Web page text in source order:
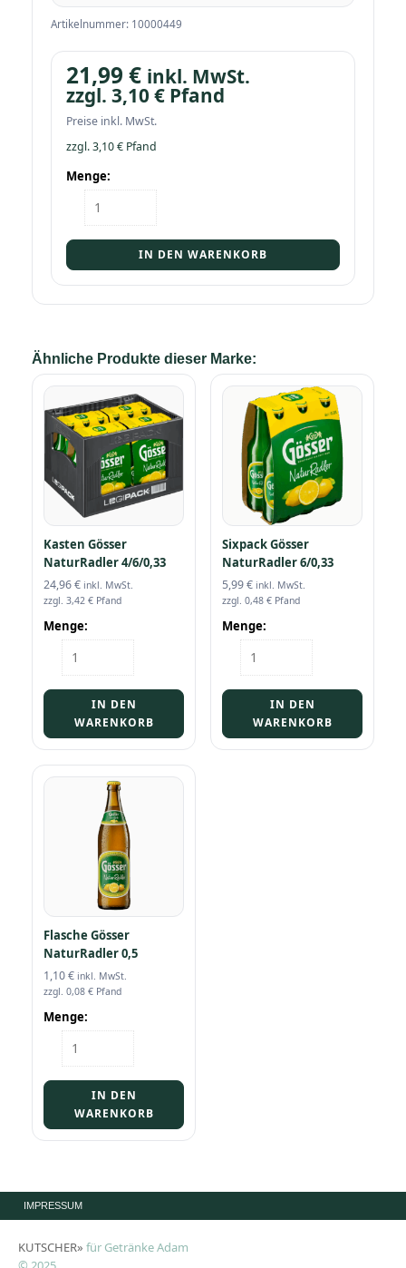
Artikelnummer: 10000449
21,99 € inkl. MwSt.
zzgl. 3,10 € Pfand
Preise inkl. MwSt.
zzgl.3,10€ Pfand
Menge:
Kasten
Gösser
Menge
IN DEN WARENKORB
Ähnliche Produkte dieser Marke:
Kasten Gösser
NaturRadler 4/6/0,33
24,96€ inkl. MwSt.
zzgl. 3,42 € Pfand
Menge:
Kasten
Gösser
4/6/0,33
Menge
IN DEN
WARENKORB
Sixpack Gösser
NaturRadler 6/0,33
5,99€ inkl. MwSt.
zzgl. 0,48 € Pfand
Menge:
Sixpack
Gösser
6/0,33
Menge
IN DEN
WARENKORB
Flasche Gösser
NaturRadler 0,5
1,10€ inkl. MwSt.
zzgl. 0,08 € Pfand
Menge:
Flasche
Gösser
Menge
IN DEN
WARENKORB
IMPRESSUM
KUTSCHER» für Getränke Adam